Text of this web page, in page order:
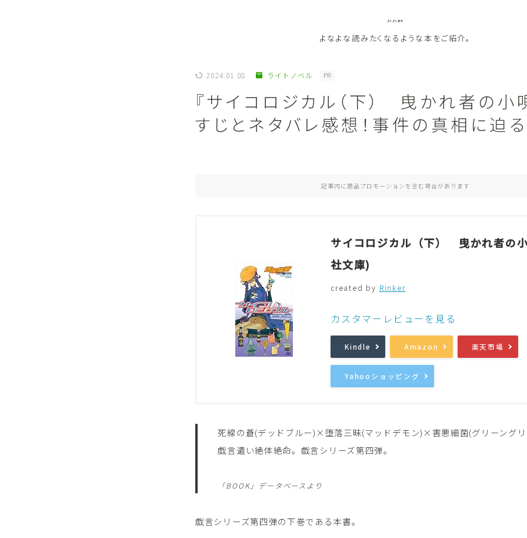
よなよな書房
よなよな読みたくなるような本をご紹介。
ジャンル Genre
作者別おすすめ Author
読書をより楽しむ
音楽 Music
2024.01.08 ライトノベル PR
『サイコロジカル（下） 曳かれ者の小
すじとネタバレ感想！事件の真相に迫
記事内に商品プロモーションを含む場合があります
サイコロジカル（下） 曳かれ者の
社文庫)
created by Rinker
カスタマーレビューを見る
Kindle Amazon 楽天市場
Yahooショッピング
死線の蒼(デッドブルー)×堕落三昧(マッドデモン)×害悪細菌(グリーング
戯言遣い絶体絶命。戯言シリーズ第四弾。
「BOOK」データベースより
戯言シリーズ第四弾の下巻である本書。